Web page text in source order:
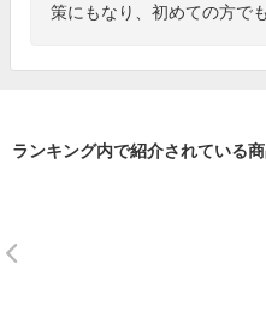
策にもなり、初めての方で
ランキング内で紹介されている